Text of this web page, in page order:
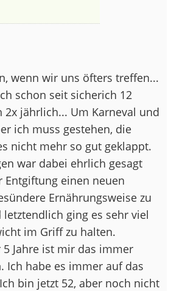
wenn wir uns öfters treffen...
schon seit sicherich 12
2x jährlich... Um Karneval und
ich muss gestehen, die
nicht mehr so gut geklappt.
war dabei ehrlich gesagt
Entgiftung einen neuen
Ernährungsweise zu
ging es sehr viel
im Griff zu halten.
Jahre ist mir das immer
Ich habe es immer auf das
bin jetzt 52, aber noch nicht